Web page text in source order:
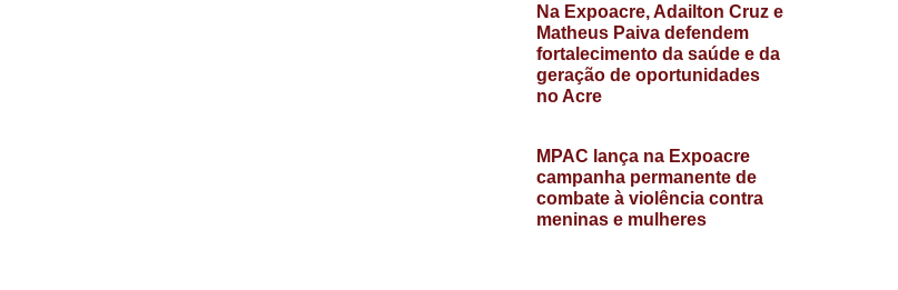
Na Expoacre, Adailton Cruz e
Matheus Paiva defendem
fortalecimento da saúde e da
geração de oportunidades
no Acre
MPAC lança na Expoacre
campanha permanente de
combate à violência contra
meninas e mulheres